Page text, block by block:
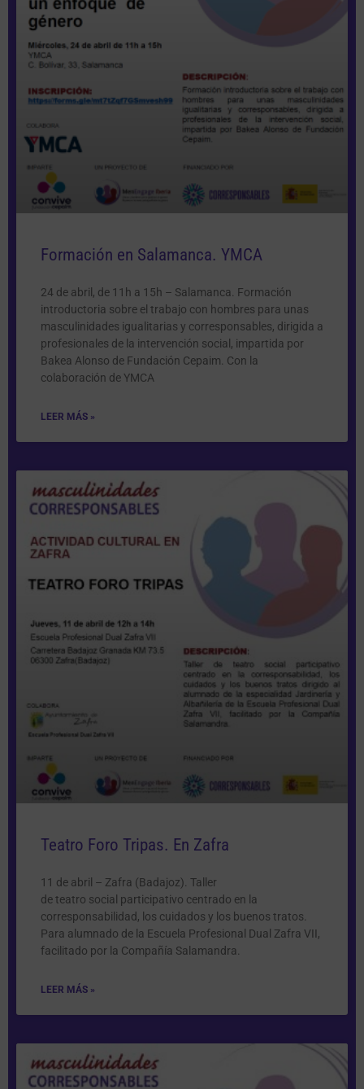
Formación en Salamanca. YMCA
24 de abril, de 11h a 15h – Salamanca. Formación
introductoria sobre el trabajo con hombres para unas
masculinidades igualitarias y corresponsables, dirigida a
profesionales de la intervención social, impartida por
Bakea Alonso de Fundación Cepaim. Con la
colaboración de YMCA
LEER MÁS »
Teatro Foro Tripas. En Zafra
11 de abril – Zafra (Badajoz). Taller
de teatro social participativo centrado en la
corresponsabilidad, los cuidados y los buenos tratos.
Para alumnado de la Escuela Profesional Dual Zafra VII,
facilitado por la Compañía Salamandra.
LEER MÁS »